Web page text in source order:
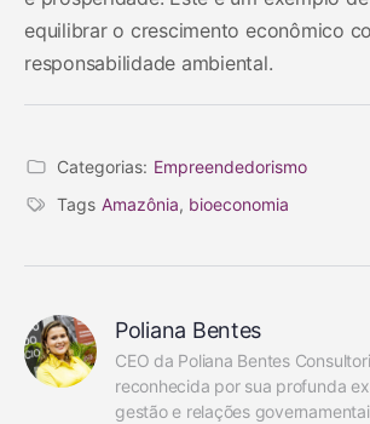
equilibrar o crescimento econômico
responsabilidade ambiental.
Categorias: Empreendedorismo
Tags Amazônia, bioeconomia
Poliana Bentes
CEO da Poliana Bentes
reconhecida por sua profunda
gestão e relações